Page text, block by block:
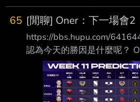
65 [閒聊] Oner：下一場會2
https://bbs.hupu.com/
認為今天的勝因是什麼呢？
打得都很好，特別是下路非
色了， 下路組打得很好。 Q
中，很多人應該都沒料到T1